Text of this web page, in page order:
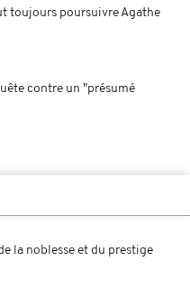
toujours poursuivre Agathe
contre un "présumé
la noblesse et du prestige